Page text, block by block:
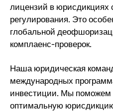
лицензий в юрисдикциях
регулирования. Это
глобальной
комплаенс-проверок.
Наша юридическая
международных
инвестиции. Мы поможем
оптимальную